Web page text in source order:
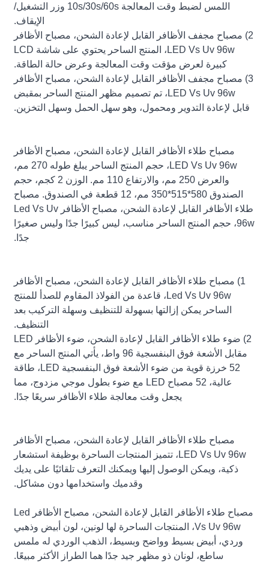
اللمس لضبط وقت المعالجة 10s/30s/60s وزر التشغيل/
الإيقاف.
2) مصباح مجفف الأظافر القابل لإعادة الشحن، مصباح الأظافر
LED Vs Uv 96w، المنتج الساحر يحتوي على شاشة LCD
كبيرة لعرض مؤقت وقت المعالجة وعرض حالة الطاقة.
3) مصباح مجفف الأظافر القابل لإعادة الشحن، مصباح الأظافر
LED Vs Uv 96w، تم تصميم مظهر المنتج الساحر بمقبض
قابل لإعادة التدوير ومحمول، وهو سهل الحمل وسهل التخزين.
مصباح طلاء الأظافر القابل لإعادة الشحن، مصباح الأظافر
LED Vs Uv 96w، حجم المنتج الساحر يبلغ طوله 270 مم،
والعرض 250 مم، والارتفاع 110 مم. الوزن 2 كجم، حجم
الصندوق 580*515*350 مم، 12 قطعة في الصندوق. مصباح
طلاء الأظافر القابل لإعادة الشحن، مصباح الأظافر Led Vs Uv
96w، حجم المنتج الساحر مناسب، ليس كبيرًا جدًا وليس صغيرًا
جدًا.
1) مصباح طلاء الأظافر القابل لإعادة الشحن، مصباح الأظافر
Led Vs Uv 96w، قاعدة من الفولاذ المقاوم للصدأ للمنتج
الساحر يمكن إزالتها بسهولة للتنظيف وسهلة التركيب بعد
التنظيف.
2) ضوء طلاء الأظافر القابل لإعادة الشحن، ضوء الأظافر LED
مقابل الأشعة فوق البنفسجية 96 واط، يأتي المنتج الساحر مع
52 خرزة قوية من ضوء الأشعة فوق البنفسجية LED، طاقة
عالية، 52 مصباح LED مع ضوء بطول موجي مزدوج، مما
يجعل وقت معالجة طلاء الأظافر سريعًا جدًا.
مصباح طلاء الأظافر القابل لإعادة الشحن، مصباح الأظافر
LED Vs Uv 96w، تتميز المنتجات الساحرة بوظيفة استشعار
ذكية، ويمكن الوصول إليها ويمكنك التعرف تلقائيًا على يديك
وقدميك واستخدامها دون مشاكل.
مصباح طلاء الأظافر القابل لإعادة الشحن، مصباح الأظافر Led
Vs Uv 96w، المنتجات الساحرة لها لونين، لون أبيض وذهبي
وردي، أبيض بسيط وواضح وبسيط، الذهب الوردي له ملمس
ساطع، لونان ذو مظهر جيد جدًا هما الطراز الأكثر مبيعًا.